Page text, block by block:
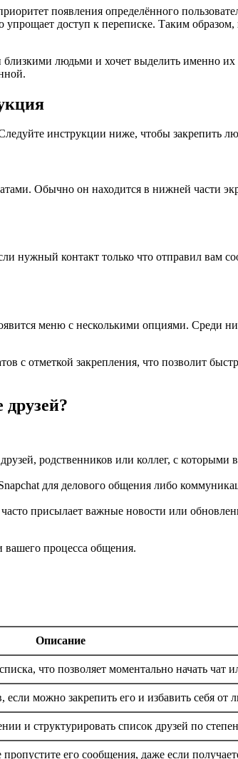
появления определённого
доступ к переписке. Таким
людьми и хочет выделить именно
инструкции ниже, чтобы закрепить
Обычно он находится в нижней части
нужный контакт только что отправил вам
меню с несколькими опциями. Среди
с отметкой закрепления, что позволит
друзей?
родственников или коллег, с
для делового общения либо
присылает важные новости или
вашего процесса общения.
Описание
что позволяет моментально начать чат
если можно закрепить его и избавить себя от
и структурировать список друзей по
его сообщения, даже если